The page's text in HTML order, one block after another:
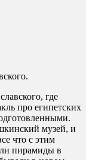
где
про египетских
музей, и
что с этим
пирамиды в